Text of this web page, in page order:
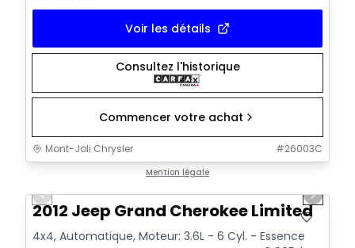
Voir les détails
Consultez l'historique
Commencer votre achat
Mont-Joli Chrysler #26003C
Mention légale
Previous slide Next
2012 Jeep Grand Cherokee Limited
4x4, Automatique, Moteur: 3.6L - 6 Cyl. - Essence